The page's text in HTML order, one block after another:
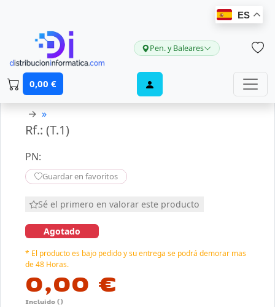
ES
Pen. y Baleares
0,00 €
→ »
Rf.: (T.1)
PN:
Guardar en favoritos
Sé el primero en valorar este producto
Agotado
* El producto es bajo pedido y su entrega se podrá demorar mas
de 48 Horas.
0,00 €
Incluido ()